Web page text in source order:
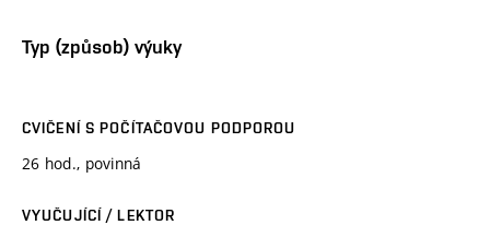
Typ (způsob) výuky
CVIČENÍ S POČÍTAČOVOU PODPOROU
26 hod., povinná
VYUČUJÍCÍ / LEKTOR